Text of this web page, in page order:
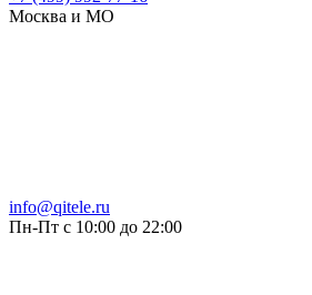
Москва и МО
info@qitele.ru
Пн-Пт с 10:00 до 22:00